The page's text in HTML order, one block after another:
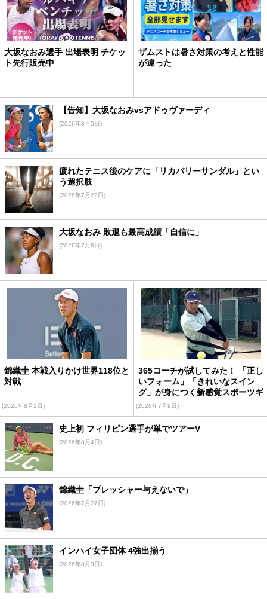
大坂なおみ選手 出場表明 チケッ
ト先行販売中
ザムストは暑さ対策の考えと性能
が違った
【告知】大坂なおみvsアドゥヴァーディ
(2026年8月5日)
疲れたテニス後のケアに「リカバリーサンダル」とい
う選択肢
(2026年7月22日)
大坂なおみ 敗退も最高成績「自信に」
(2026年7月8日)
錦織圭 本戦入りかけ世界118位と
対戦
(2026年8月1日)
365コーチが試してみた！ 「正し
いフォーム」「きれいなスイン
グ」が身につく新感覚スポーツギ
ア
(2026年7月9日)
史上初 フィリピン選手が単でツアーV
(2026年8月4日)
錦織圭「プレッシャー与えないで」
(2026年7月27日)
インハイ女子団体 4強出揃う
(2026年8月3日)